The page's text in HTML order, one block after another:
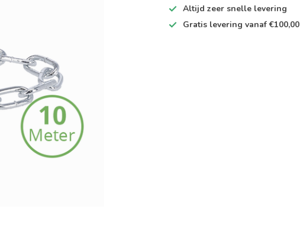
Altijdzeer snelle levering
Gratis levering vanaf €100,00